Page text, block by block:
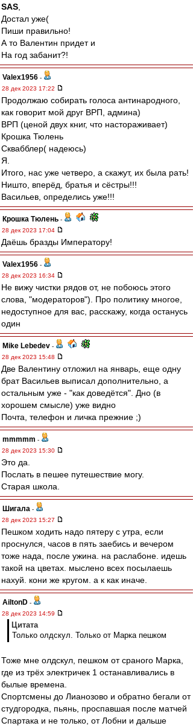
SAS
Достал уже(
Пиши правильно!
А то Валентин придет и
На год забанит?!
Valex1956 -
28 дек 2023 17:22
Продолжаю собирать голоса антинародного,
как говорит мой друг ВРП, админа)
ВРП (ценой двух книг, что настораживает)
Крошка Тюлень
Сквабблер( надеюсь)
Я.
Итого, нас уже четверо, а скажут, их была рать!
Ништо, вперёд, братья и сёстры!!!
Васильев, определись уже!!!
Крошка Тюлень -
28 дек 2023 17:04
Даёшь бразды Императору!
Valex1956 -
28 дек 2023 16:34
Не вижу чистки рядов от, не побоюсь этого
слова, "модераторов"). Про политику многое,
недоступное для вас, расскажу, когда останусь
один
Mike Lebedev -
28 дек 2023 15:48
Две Валентину отложил на январь, еще одну
брат Васильев выписал дополнительно, а
остальным уже - "как доведётся". Дно (в
хорошем смысле) уже видно
Почта, телефон и личка прежние ;)
mmmmm -
28 дек 2023 15:30
Это да.
Послать в пешее путешествие могу.
Старая школа.
Шигала -
28 дек 2023 15:27
Пешком ходить надо пятеру с утра, если
проснулся, часов в пять заебись и вечером
тоже нада, после ужина. на раслабоне. идешь
такой на цветах. мыслено всех посылаешь
нахуй. кони же кругом. а к как иначе.
AiltonD -
28 дек 2023 14:59
Цитата
Только олдскул. Только от Марка пешком
Тоже мне олдскул, пешком от сраного Марка,
где из трёх электричек 1 останавливались в
былые времена.
Спортсмены до Лианозово и обратно бегали от
студгородка, пьянь, проспавшая после матчей
Спартака и не только, от Лобни и дальше